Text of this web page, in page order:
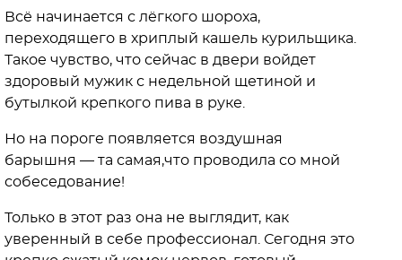
Всё начинается с лёгкого шороха,
переходящего в хриплый кашель курильщика.
Такое чувство, что сейчас в двери войдет
здоровый мужик с недельной щетиной и
бутылкой крепкого пива в руке.
Но на пороге появляется воздушная
барышня — та самая,что проводила со мной
собеседование!
Только в этот раз она не выглядит, как
уверенный в себе профессионал. Сегодня это